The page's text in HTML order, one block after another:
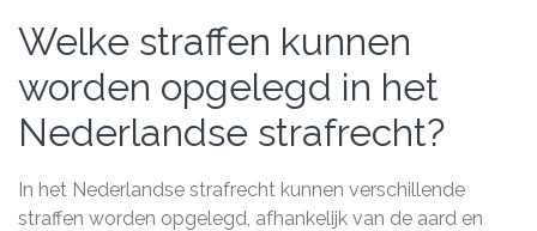
Welke straffen kunnen
worden opgelegd in het
Nederlandse strafrecht?
In het Nederlandse strafrecht kunnen verschillende
straffen worden opgelegd, afhankelijk van de aard en